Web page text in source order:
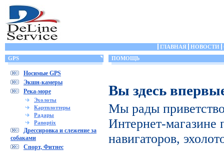
ГЛАВНАЯ НОВОСТИ
GPS
Носимые GPS
Экшн-камеры
Река-море
Эхолоты
Картплоттеры
Радары
Panoptix
Дрессировка и слежение за
собаками
Спорт, Фитнес
ПОМОЩЬ
Вы здесь
Мы рады
Интернет-магазине
навигаторов,